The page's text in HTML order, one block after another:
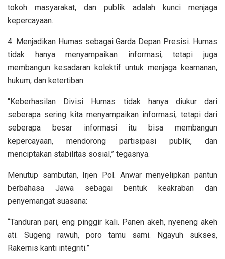
tokoh masyarakat, dan publik adalah kunci menjaga
kepercayaan.
4. Menjadikan Humas sebagai Garda Depan Presisi. Humas
tidak hanya menyampaikan informasi, tetapi juga
membangun kesadaran kolektif untuk menjaga keamanan,
hukum, dan ketertiban.
“Keberhasilan Divisi Humas tidak hanya diukur dari
seberapa sering kita menyampaikan informasi, tetapi dari
seberapa besar informasi itu bisa membangun
kepercayaan, mendorong partisipasi publik, dan
menciptakan stabilitas sosial,” tegasnya.
Menutup sambutan, Irjen Pol. Anwar menyelipkan pantun
berbahasa Jawa sebagai bentuk keakraban dan
penyemangat suasana:
“Tanduran pari, eng pinggir kali. Panen akeh, nyeneng akeh
ati. Sugeng rawuh, poro tamu sami. Ngayuh sukses,
Rakernis kanti integriti.”